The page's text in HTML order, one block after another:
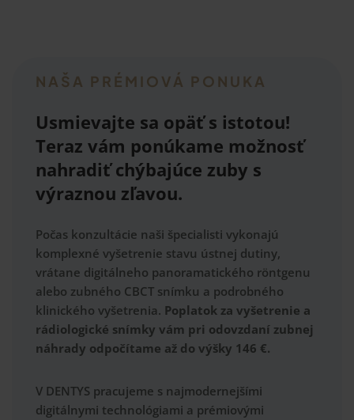
NAŠA PRÉMIOVÁ PONUKA
Usmievajte sa opäť s istotou!
Teraz vám ponúkame možnosť
nahradiť chýbajúce zuby s
výraznou zľavou.
Počas konzultácie naši špecialisti vykonajú
komplexné vyšetrenie stavu ústnej dutiny,
vrátane digitálneho panoramatického röntgenu
alebo zubného CBCT snímku a podrobného
klinického vyšetrenia. Poplatok za vyšetrenie a
rádiologické snímky vám pri odovzdaní zubnej
náhrady odpočítame až do výšky 146 €.
V DENTYS pracujeme s najmodernejšími
digitálnymi technológiami a prémiovými